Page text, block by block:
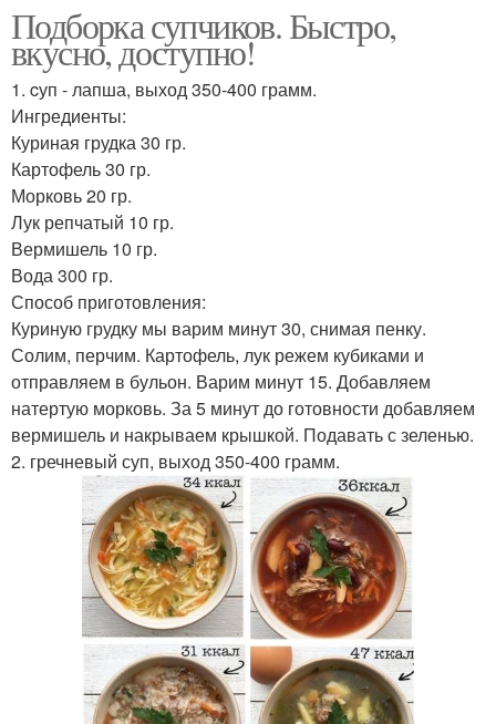
диета для беременных диета на каждый день
диета для ленивых
эффективные диеты
Подборка супчиков. Быстро,
вкусно, доступно!
1. cуп - лапша, выход 350-400 грамм.
Ингредиенты:
Куриная грудка 30 гр.
Картофель 30 гр.
Морковь 20 гр.
Лук репчатый 10 гр.
Вермишель 10 гр.
Вода 300 гр.
Способ приготовления:
Куриную грудку мы варим минут 30, снимая пенку.
Солим, перчим. Картофель, лук режем кубиками и
отправляем в бульон. Варим минут 15. Добавляем
натертую морковь. За 5 минут до готовности добавляем
вермишель и накрываем крышкой. Подавать с зеленью.
2. гречневый суп, выход 350-400 грамм.